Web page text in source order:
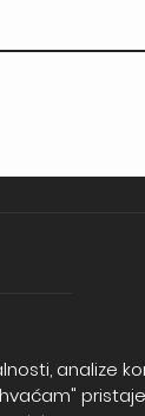
analize